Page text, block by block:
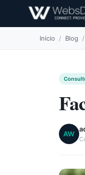
Inicio / Blog /
AW